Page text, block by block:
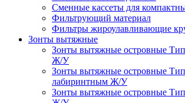
Сменные кассеты для
Фильтрующий материал
Фильтры жироулавливающие
Зонты вытяжные
Зонты вытяжные островные
Ж/У
Зонты вытяжные островные
лабиринтным Ж/У
Зонты вытяжные островные